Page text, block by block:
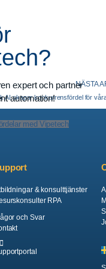
expert och partner
automation!
med Vipetech
NÄSTA
AI skapar konkurrensfördel för
& konsulttjänster
RPA
och Svar